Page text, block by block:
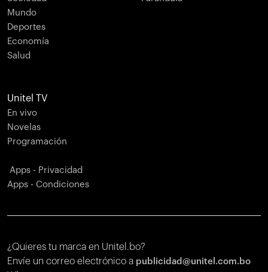
Mundo
Deportes
Economía
Salud
Unitel TV
En vivo
Novelas
Programación
Apps - Privacidad
Apps - Condiciones
¿Quieres tu marca en Unitel.bo?
Envíe un correo electrónico a publicidad@unitel.com.bo